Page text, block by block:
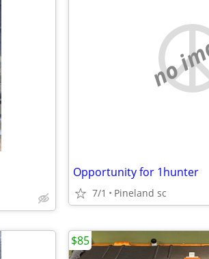
no
Opportunity for 1hunter
7/1 Pineland sc
$85